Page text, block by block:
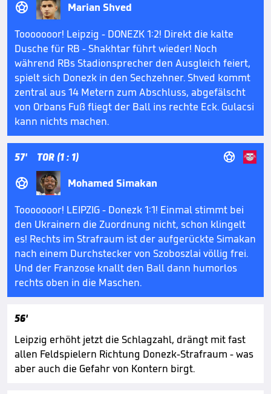

Marian Shved
Tooooooor! Leipzig - DONEZK 1:2! Direkt die kalte
Dusche für RB - Shakhtar führt wieder! Noch
während RBs Stadionsprecher den Ausgleich feiert,
spielt sich Donezk in den Sechzehner. Shved kommt
zentral aus 14 Metern zum Abschluss, abgefälscht
von Orbans Fuß fliegt der Ball ins rechte Eck. Gulacsi
kann nichts machen.
57' TOR (1 : 1) 

Mohamed Simakan
Tooooooor! LEIPZIG - Donezk 1:1! Einmal stimmt bei
den Ukrainern die Zuordnung nicht, schon klingelt
es! Rechts im Strafraum ist der aufgerückte Simakan
nach einem Durchstecker von Szoboszlai völlig frei.
Und der Franzose knallt den Ball dann humorlos
rechts oben in die Maschen.
56'
Leipzig erhöht jetzt die Schlagzahl, drängt mit fast
allen Feldspielern Richtung Donezk-Strafraum - was
aber auch die Gefahr von Kontern birgt.